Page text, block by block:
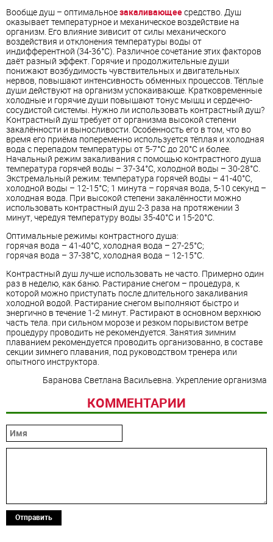
Вообще душ – оптимальноезакаливающеесредство. Душ
оказывает температурное и механическое воздействие на
организм. Его влияние зивисит от силы механического
воздействия и отклонения температуры воды от
индифферентной (34-36°С). Различное сочетание этих факторов
даёт разный эффект. Горячие и продолжительные души
понижают возбудимость чувствительных и двигательных
нервов, повышают интенсивность обменных процессов. Тёплые
души действуют на организм успокаивающе. Кратковременные
холодные и горячие души повышают тонус мышц и сердечно-
сосудистой системы. Нужно ли использовать контрастный душ?
Контрастный душ требует от организма высокой степени
закалённости и выносливости. Особенность его в том, что во
время его приёма попеременно используется тёплая и холодная
вода с перепадом температуры от 5-7°С до 20°С и более.
Начальный режим закаливания с помощью контрастного душа
температура горячей воды – 37-34°С, холодной воды – 30-28°С.
Экстремальный режим: температура горячей воды – 41-40°С,
холодной воды – 12-15°С; 1 минута – горячая вода, 5-10 секунд –
холодная вода. При высокой степени закалённости можно
использовать контрастный душ 2-3 раза на протяжении 3
минут, чередуя температуру воды 35-40°С и 15-20°С.
Оптимальные режимы контрастного душа:
горячая вода – 41-40°С, холодная вода – 27-25°С;
горячая вода – 37-38°С, холодная вода – 12-15°С.
Контрастный душ лучше использовать не часто. Примерно один
раз в неделю, как баню. Растирание снегом – процедура, к
которой можно приступать после длительного закаливания
холодной водой. Растирание снегом выполняют быстро и
энергично в течение 1-2 минут. Растирают в основном верхнюю
часть тела. при сильном морозе и резком порывистом ветре
процедуру проводить не рекомендуется. Занятия зимним
плаванием рекомендуется проводить организованно, в составе
секции зимнего плавания, под руководством тренера или
опытного инструктора.
Баранова Светлана Васильевна. Укрепление организма
КОММЕНТАРИИ
Отправить